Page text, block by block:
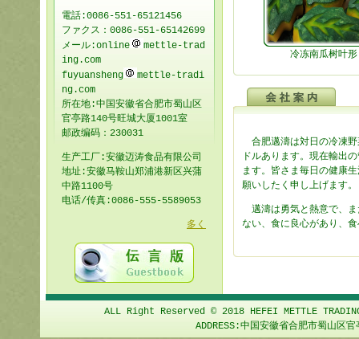
電話:0086-551-65121456
ファクス：0086-551-65142699
メール:online
mettle-trad
ing.com
fuyuansheng
mettle-tradi
ng.com
所在地:中国安徽省合肥市蜀山区
官亭路140号旺城大厦1001室
邮政编码：230031
生产工厂:安徽迈涛食品有限公司
地址:安徽马鞍山郑浦港新区兴蒲
中路1100号
电话/传真:0086-555-5589053
多く
冷冻南瓜树叶形
合肥邁濤は対日の冷凍野
ドルあります。現在輸出
ます。 皆さま毎日の健康
願いした く申し上げます。
邁濤は勇気と熱意で、
ない、食に良心があり、
ALL Right Reserved © 2018 HEFEI METTLE
ADDRESS:中国安徽省合肥市蜀山